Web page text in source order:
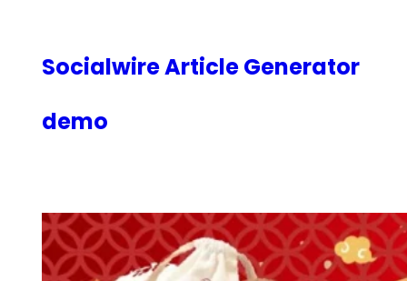
Socialwire Article Generator
demo